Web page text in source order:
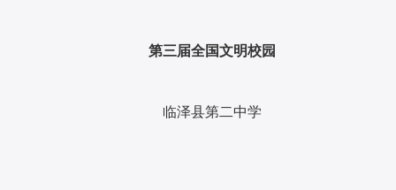
第三届全国文明校园
临泽县第二中学